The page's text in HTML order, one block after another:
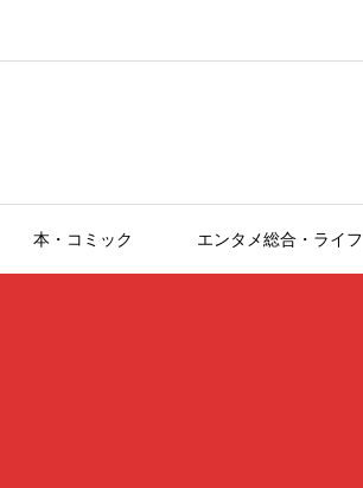
本・コミック エンタメ総合・ライフ